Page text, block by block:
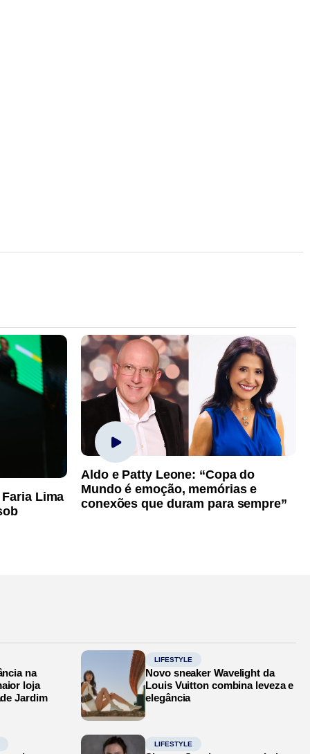
Lima
Aldo e Patty Leone: “Copa do
Mundo é emoção, memórias e
conexões que duram para sempre”
na
loja
Jardim
LIFESTYLE
Novo sneaker Wavelight da
Louis Vuitton combina leveza e
elegância
LIFESTYLE